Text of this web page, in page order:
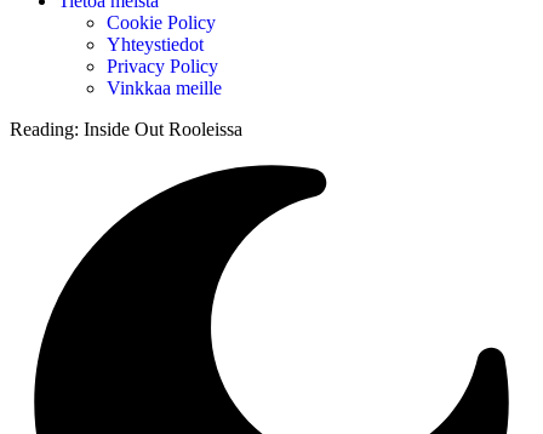
Cookie Policy
Yhteystiedot
Privacy Policy
Vinkkaa meille
Reading: Inside Out Rooleissa